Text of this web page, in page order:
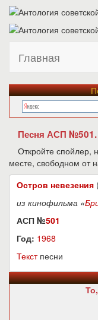
Главная
Песня АСП №501.
Откройте спойлер,
месте, свободном от
Остров невезения (
из кинофильма «
АСП №501
Год: 1968
Текстпесни